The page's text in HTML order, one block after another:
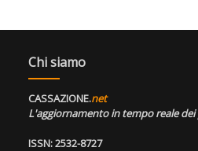
Chi siamo
CASSAZIONE.net
L'aggiornamento in tempo reale
ISSN: 2532-8727